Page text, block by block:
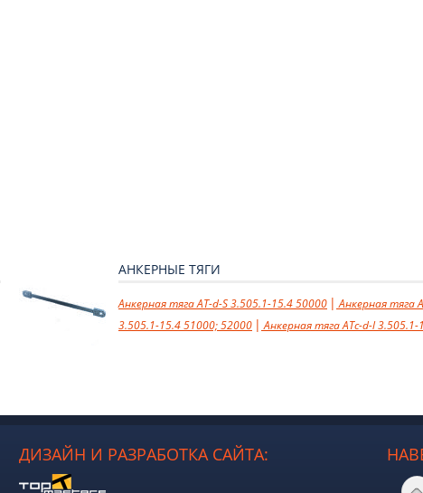
АНКЕРНЫЕ ТЯГИ
Анкерная тяга AT-d-S 3.505.1-15.4 50000
Анкерная тяга
3.505.1-15.4 51000; 52000
Анкерная тяга ATс-d-l
ДИЗАЙН И РАЗРАБОТКА САЙТА: